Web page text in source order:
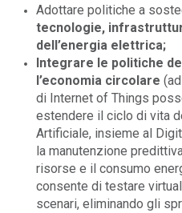
Adottare politiche a
tecnologie,
dell’energia elettrica;
Integrare le politiche
l’economia circolare
di Internet of Things
estendere il ciclo di vita
Artificiale, insieme al
la manutenzione
risorse e il consumo
consente di testare
scenari, eliminando gli